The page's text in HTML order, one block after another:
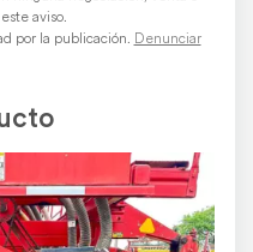
aviso.
por la publicación. Denunciar